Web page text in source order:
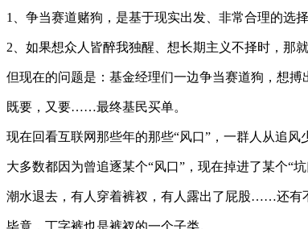
1、争当赛道赌狗，是基于现实出发、非常合理的选
2、如果想众人皆醉我独醒、想长期主义不择时，那
但现在的问题是：基金经理们一边争当赛道狗，想搏
既要，又要……最终基民买单。
现在回看互联网那些年的那些“风口”，一群人从追风
大多数都因为曾追逐某个“风口”，现在掉进了某个“坑
潮水退去，有人穿着裤衩，有人露出了屁股……还有
毕竟，丁字裤也是裤衩的一个子类。